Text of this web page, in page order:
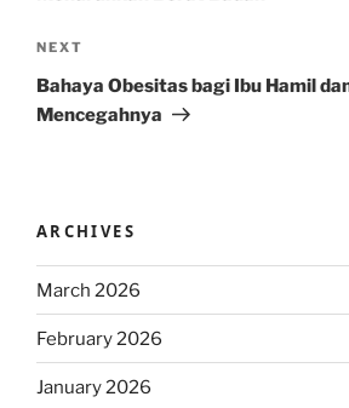
Next
Post
NEXT
Bahaya Obesitas bagi Ibu Hamil
Mencegahnya
ARCHIVES
March 2026
February 2026
January 2026